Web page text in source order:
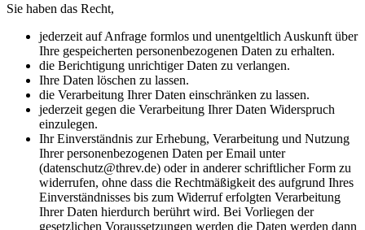
Sie haben das Recht,
jederzeit auf Anfrage formlos und unentgeltlich Auskunft über
Ihre gespeicherten personenbezogenen Daten zu erhalten.
die Berichtigung unrichtiger Daten zu verlangen.
Ihre Daten löschen zu lassen.
die Verarbeitung Ihrer Daten einschränken zu lassen.
jederzeit gegen die Verarbeitung Ihrer Daten Widerspruch
einzulegen.
Ihr Einverständnis zur Erhebung, Verarbeitung und Nutzung
Ihrer personenbezogenen Daten per Email unter
(datenschutz@threv.de) oder in anderer schriftlicher Form zu
widerrufen, ohne dass die Rechtmäßigkeit des aufgrund Ihres
Einverständnisses bis zum Widerruf erfolgten Verarbeitung
Ihrer Daten hierdurch berührt wird. Bei Vorliegen der
gesetzlichen Voraussetzungen werden die Daten werden dann